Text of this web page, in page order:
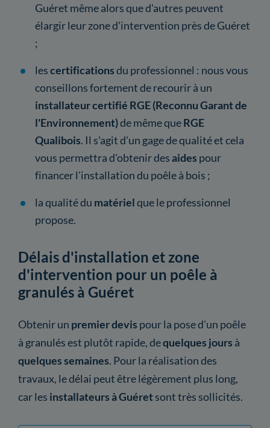
Guéret même alors que d'autres peuvent
élargir leur zone d'intervention près de Guéret
;
lescertificationsdu professionnel : nous vous
conseillons fortement de recourir à un
installateur certifié RGE (Reconnu Garant de
l'Environnement)de même queRGE
Qualibois. Il s'agit d'un gage de qualité et cela
vous permettra d'obtenir desaides pour
financer l'installation du poêle à bois ;
la qualité du matérielque le professionnel
propose.
Délais d'installation et zone
d'intervention pour un poêle à
granulés à Guéret
Obtenir un premier devis pour la pose d'un poêle
à granulés est plutôt rapide, dequelques jours à
quelques semaines. Pour la réalisation des
travaux, le délai peut être légèrement plus long,
car les installateurs à Guéretsont très sollicités.